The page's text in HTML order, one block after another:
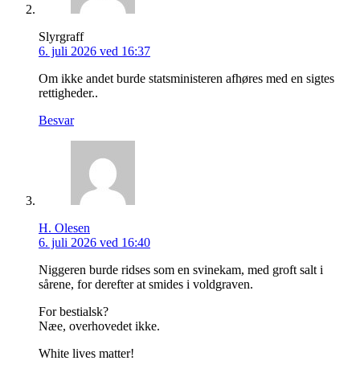
Slyrgraff
6. juli 2026 ved 16:37
Om ikke andet burde statsministeren afhøres med en sigtes
rettigheder..
Besvar
H. Olesen
6. juli 2026 ved 16:40
Niggeren burde ridses som en svinekam, med groft salt i
sårene, for derefter at smides i voldgraven.
For bestialsk?
Næe, overhovedet ikke.
White lives matter!